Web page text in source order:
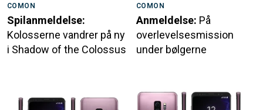
COMON
Spilanmeldelse:
Kolosserne vandrer på ny
i Shadow of the Colossus
COMON
Anmeldelse: På
overlevelsesmission
under bølgerne